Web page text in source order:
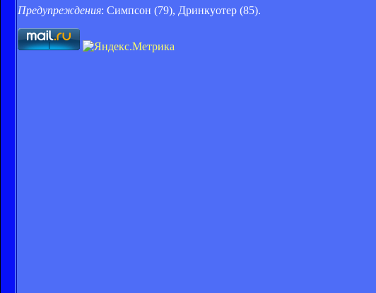
Предупреждения: Симпсон (79), Дринкуотер (85).